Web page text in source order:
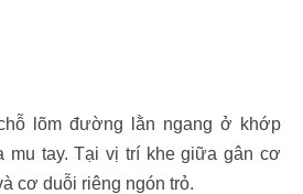
lõm đường lằn ngang ở khớp
mu tay. Tại vị trí khe giữa gân cơ
cơ duỗi riêng ngón trỏ.